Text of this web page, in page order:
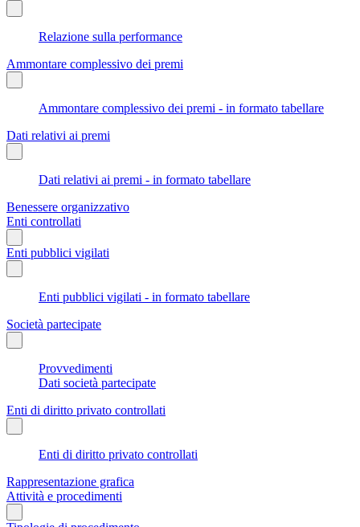
Relazione sulla performance
Ammontare complessivo dei premi
Ammontare complessivo dei premi - in formato tabellare
Dati relativi ai premi
Dati relativi ai premi - in formato tabellare
Benessere organizzativo
Enti controllati
Enti pubblici vigilati
Enti pubblici vigilati - in formato tabellare
Società partecipate
Provvedimenti
Dati società partecipate
Enti di diritto privato controllati
Enti di diritto privato controllati
Rappresentazione grafica
Attività e procedimenti